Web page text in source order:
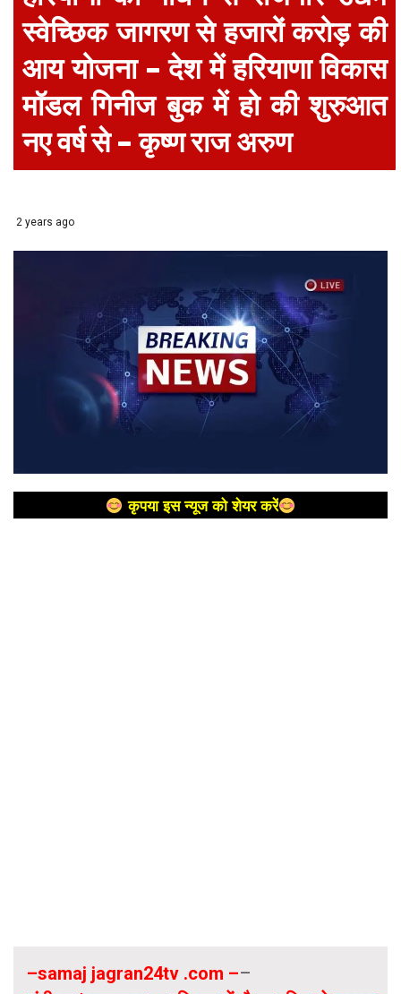
स्वेच्छिक जागरण से हजारों करोड़ की
आय योजना – देश में हरियाणा विकास
मॉडल गिनीज बुक में हो की शुरुआत
नए वर्ष से – कृष्ण राज अरुण
2 years ago
कृपया इस न्यूज को शेयर करें
–samaj jagran24tv .com ––